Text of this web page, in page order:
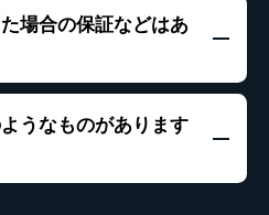
ただけます。まずは、他社様
因を分析し、現状の課題と改
す。そのうえで、貴社に合っ
案いたします。
場合の保証などはあ
証はできかねますが、伸び悩む
改善施策をご提案いたしま
うなものがあります